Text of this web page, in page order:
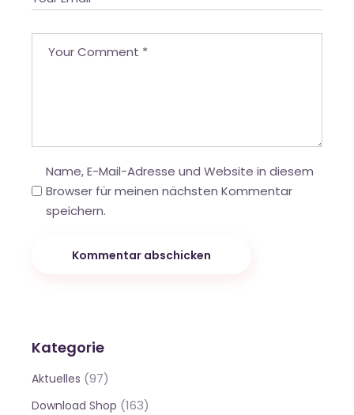
Name, E-Mail-Adresse und Website in diesem
Browser für meinen nächsten Kommentar
speichern.
Kommentar abschicken
Kategorie
Aktuelles (97)
Download Shop (163)